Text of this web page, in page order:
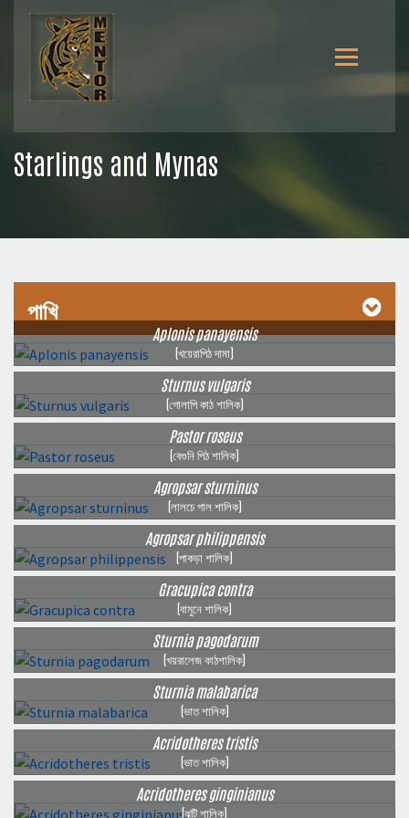
Starlings and Mynas
পাখি
Aplonis panayensis
(খয়েরাপিঠ দামা)
Sturnus vulgaris
(গোলাপি কাঠ শালিক)
Pastor roseus
(বেগুনি পিঠ শালিক)
Agropsar sturninus
(লালচে গাল শালিক)
Agropsar philippensis
(পাকড়া শালিক)
Gracupica contra
(বামুনে শালিক)
Sturnia pagodarum
(খয়রালেজ কাঠশালিক)
Sturnia malabarica
(ভাত শালিক)
Acridotheres tristis
(ভাত শালিক)
Acridotheres ginginianus
(ঝুটি শালিক)